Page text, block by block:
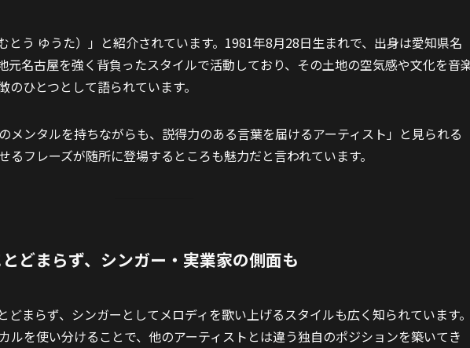
とう ゆうた）」と紹介されています。1981年8月28日生まれで、出身は愛知県名
元名古屋を強く背負ったスタイルで活動しており、その土地の空気感や文化を音
ひとつとして語られています。
メンタルを持ちながらも、説得力のある言葉を届けるアーティスト」と見られる
るフレーズが随所に登場するところも魅力だと言われています。
どまらず、シンガー・実業家の側面も
どまらず、シンガーとしてメロディを歌い上げるスタイルも広く知られています
ルを使い分けることで、他のアーティストとは違う独自のポジションを築いてき